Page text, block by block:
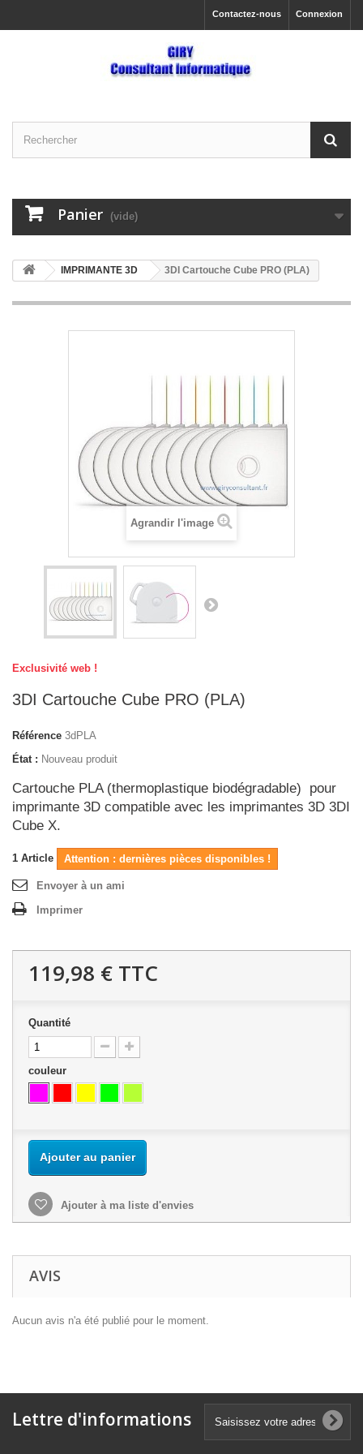
Connexion
Contactez-nous
Panier (vide)
IMPRIMANTE 3D 3DI Cartouche Cube PRO (PLA)
Agrandir l'image
Exclusivité web !
3DI Cartouche Cube PRO (PLA)
Référence 3dPLA
État : Nouveau produit
Cartouche PLA (thermoplastique biodégradable) pour
imprimante 3D compatible avec les imprimantes 3D 3DI
Cube X.
1 Article Attention : dernières pièces disponibles !
Envoyer à un ami
Imprimer
119,98 € TTC
Quantité
couleur
Ajouter au panier
Ajouter à ma liste d'envies
AVIS
Aucun avis n'a été publié pour le moment.
Lettre d'informations